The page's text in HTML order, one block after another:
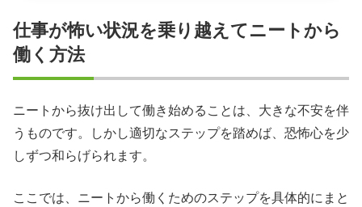
仕事が怖い状況を乗り越えてニートから
働く方法
ニートから抜け出して働き始めることは、大きな不安を伴
うものです。しかし適切なステップを踏めば、恐怖心を少
しずつ和らげられます。
ここでは、ニートから働くためのステップを具体的にまと